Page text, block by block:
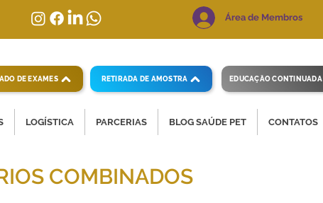
Área de Membros
DE EXAMES RETIRADA DE AMOSTRA EDUCAÇÃO CONTINUADA
LOGÍSTICA PARCERIAS BLOG SAÚDE PET CONTATOS
COMBINADOS